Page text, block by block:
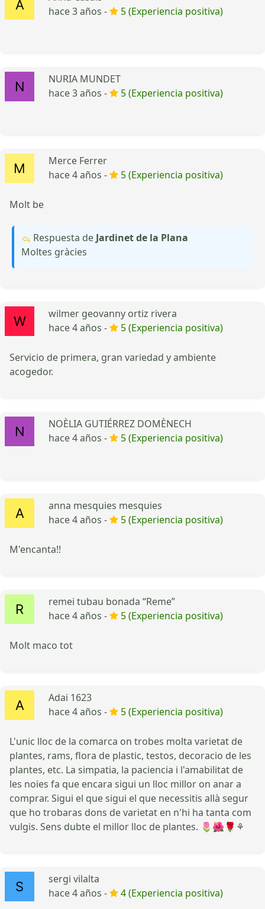
hace 3 años -
5 (Experiencia positiva)
NURIA MUNDET
hace 3 años -
5 (Experiencia positiva)
Merce Ferrer
hace 4 años -
5 (Experiencia positiva)
Molt be
Respuesta de Jardinet de la Plana
Moltes gràcies
wilmer geovanny ortiz rivera
hace 4 años -
5 (Experiencia positiva)
Servicio de primera, gran variedad y ambiente
acogedor.
NOÈLIA GUTIÉRREZ DOMÈNECH
hace 4 años -
5 (Experiencia positiva)
anna mesquies mesquies
hace 4 años -
5 (Experiencia positiva)
M'encanta!!
remei tubau bonada “Reme”
hace 4 años -
5 (Experiencia positiva)
Molt maco tot
Adai 1623
hace 4 años -
5 (Experiencia positiva)
L'unic lloc de la comarca on trobes molta varietat de
plantes, rams, flora de plastic, testos, decoracio de les
plantes, etc. La simpatia, la paciencia i l'amabilitat de
les noies fa que encara sigui un lloc millor on anar a
comprar. Sigui el que sigui el que necessitis allà segur
que ho trobaras dons de varietat en n'hi ha tanta com
vulgis. Sens dubte el millor lloc de plantes. 🌷🌺🌹⚘
sergi vilalta
hace 4 años -
4 (Experiencia positiva)